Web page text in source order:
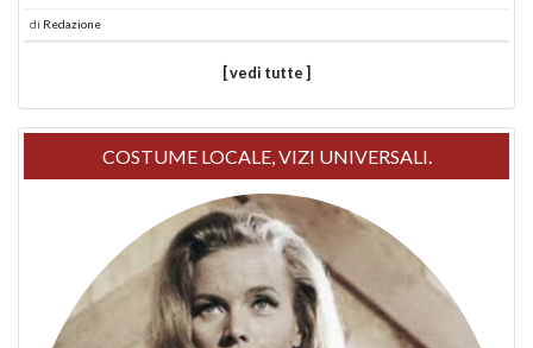
di Redazione
[ vedi tutte ]
COSTUME LOCALE, VIZI UNIVERSALI.